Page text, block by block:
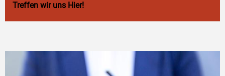
Treffen wir uns Hier!